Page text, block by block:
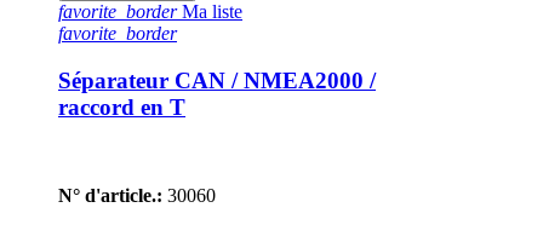
favorite_borderMa liste
favorite_border
Séparateur CAN / NMEA2000 /
raccord en T
N° d'article.: 30060